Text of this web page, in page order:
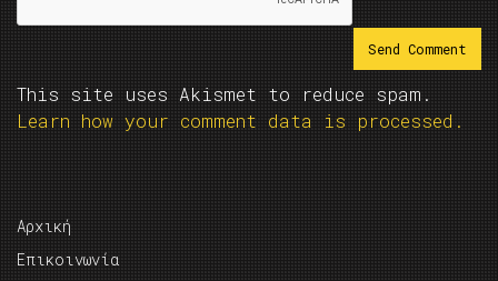
This site uses Akismet to reduce spam.
Learn how your comment data is processed.
Αρχική
Επικοινωνία